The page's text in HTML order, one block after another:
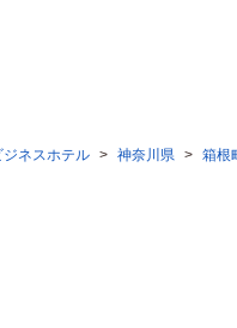
ジネスホテル > 神奈川県 > 箱根